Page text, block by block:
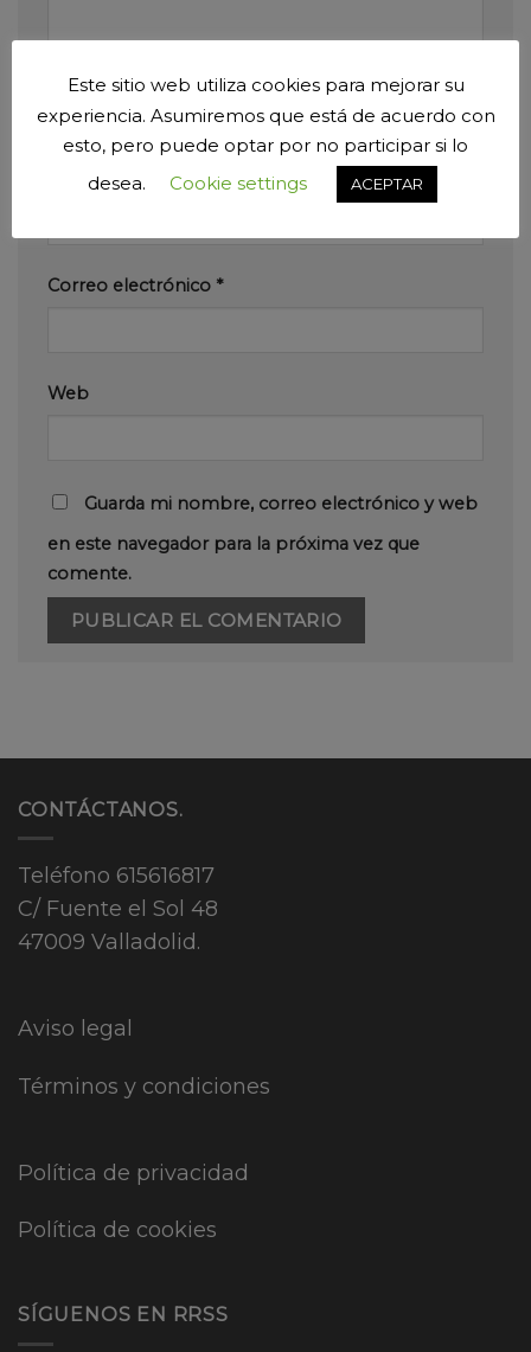
Nombre*
Correo electrónico *
Web
Guarda mi nombre, correo electrónico y web
en este navegador para la próxima vez que
comente.
CONTÁCTANOS.
Teléfono 615616817
C/ Fuente el Sol 48
47009 Valladolid.
Aviso legal
Términos y condiciones
Política de privacidad
Política de cookies
SÍGUENOS EN RRSS
Este sitio web utiliza cookies para mejorar su
experiencia. Asumiremos que está de acuerdo con
esto, pero puede optar por no participar si lo
desea.
Cookie settings ACEPTAR